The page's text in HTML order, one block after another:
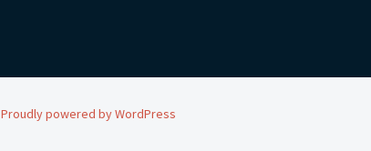
Proudly powered by WordPress